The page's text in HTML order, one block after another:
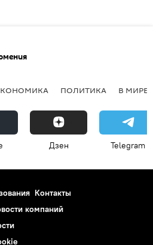
ПОЛИТИКА В МИРЕ
Дзен Telegram
Контакты
компаний